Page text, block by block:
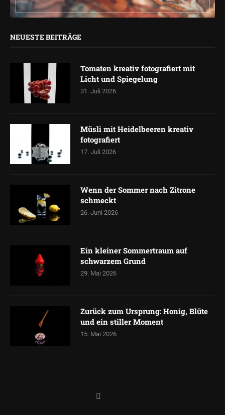
NEUESTE BEITRÄGE
Tomaten kreativ fotografiert mit
Licht und Spiegelung
31. Juli 2026
Müsli mit Heidelbeeren kreativ
fotografiert
17. Juli 2026
Wenn der Sommer nach Zitrone
schmeckt
26. Juni 2026
Ein kleiner Sommertraum auf
schwarzem Grund
29. Mai 2026
Zurück zum Ursprung: Honig, Blüte
und ein stiller Moment
15. Mai 2026